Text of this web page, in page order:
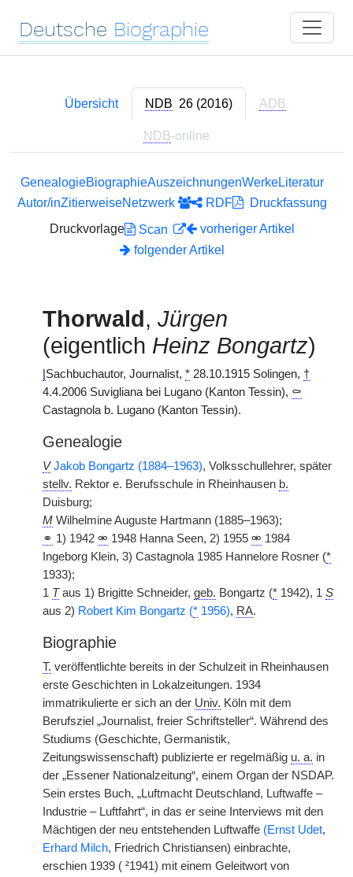
Deutsche Biographie
Übersicht NDB 26 (2016) ADB
NDB-online
GenealogieBiographieAuszeichnungenWerkeLiteratur
Autor/inZitierweiseNetzwerk RDF
Druckfassung
Druckvorlage
Scan
vorheriger Artikel
folgender Artikel
Thorwald, Jürgen
(eigentlich Heinz Bongartz)
Sachbuchautor, Journalist, * 28.10.1915 Solingen, †
4.4.2006 Suvigliana bei Lugano (Kanton Tessin), ⚰
Castagnola b. Lugano (Kanton Tessin).
Genealogie
V Jakob Bongartz (1884–1963), Volksschullehrer, später
stellv. Rektor e. Berufsschule in Rheinhausen b.
Duisburg;
M Wilhelmine Auguste Hartmann (1885–1963);
⚭ 1) 1942 ⚮ 1948 Hanna Seen, 2) 1955 ⚮ 1984
Ingeborg Klein, 3) Castagnola 1985 Hannelore Rosner (*
1933);
1 Taus 1) Brigitte Schneider, geb. Bongartz (* 1942), 1 S
aus 2) Robert Kim Bongartz (* 1956), RA.
Biographie
T. veröffentlichte bereits in der Schulzeit in Rheinhausen
erste Geschichten in Lokalzeitungen. 1934
immatrikulierte er sich an der Univ. Köln mit dem
Berufsziel „Journalist, freier Schriftsteller“. Während des
Studiums (Geschichte, Germanistik,
Zeitungswissenschaft) publizierte er regelmäßig u. a. in
der „Essener Nationalzeitung“, einem Organ der NSDAP.
Sein erstes Buch, „Luftmacht Deutschland, Luftwaffe –
Industrie – Luftfahrt“, in das er seine Interviews mit den
Mächtigen der neu entstehenden Luftwaffe (Ernst Udet,
Erhard Milch, Friedrich Christiansen) einbrachte,
erschien 1939 ( ²1941) mit einem Geleitwort von